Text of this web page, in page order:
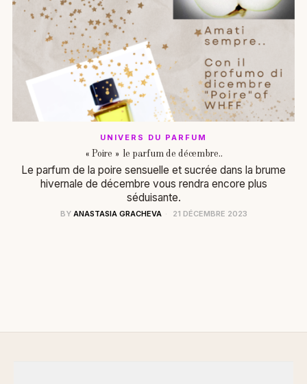
UNIVERS DU PARFUM
« Poire » le parfum de décembre..
Le parfum de la poire sensuelle et sucrée dans la brume
hivernale de décembre vous rendra encore plus
séduisante.
BY ANASTASIA GRACHEVA 21 DÉCEMBRE 2023